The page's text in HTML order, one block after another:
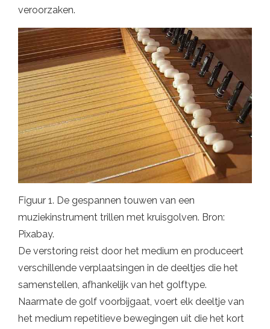
veroorzaken.
Figuur 1. De gespannen touwen van een
muziekinstrument trillen met kruisgolven. Bron:
Pixabay.
De verstoring reist door het medium en produceert
verschillende verplaatsingen in de deeltjes die het
samenstellen, afhankelijk van het golftype.
Naarmate de golf voorbijgaat, voert elk deeltje van
het medium repetitieve bewegingen uit die het kort